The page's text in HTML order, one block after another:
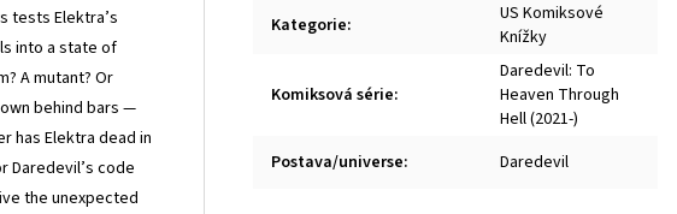
tests Elektra’s
into a state of
A mutant? Or
behind bars —
has Elektra dead in
Daredevil’s code
the unexpected
Kategorie:
US Komiksové
Knížky
Komiksová série:
Daredevil: To
Heaven Through
Hell (2021-)
Postava/universe: Daredevil